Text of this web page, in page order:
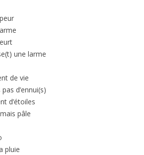
une larme
de vie
d’ennui(s)
d’étoiles
pâle
pluie